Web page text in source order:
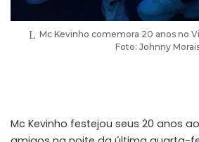
Mc Kevinho comemora 20 anos no
Foto: Johnny
Mc Kevinho festejou seus 20 anos